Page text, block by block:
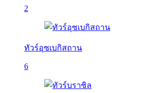
2
ทัวร์อุซเบกิสถาน
6